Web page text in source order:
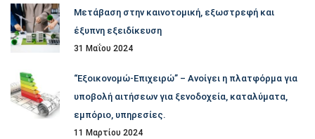
Μετάβαση στην καινοτομική, εξωστρεφή και
έξυπνη εξειδίκευση
31 Μαΐου 2024
“Εξοικονομώ-Επιχειρώ” – Ανοίγει η πλατφόρμα για
υποβολή αιτήσεων για ξενοδοχεία, καταλύματα,
εμπόριο, υπηρεσίες.
11 Μαρτίου 2024